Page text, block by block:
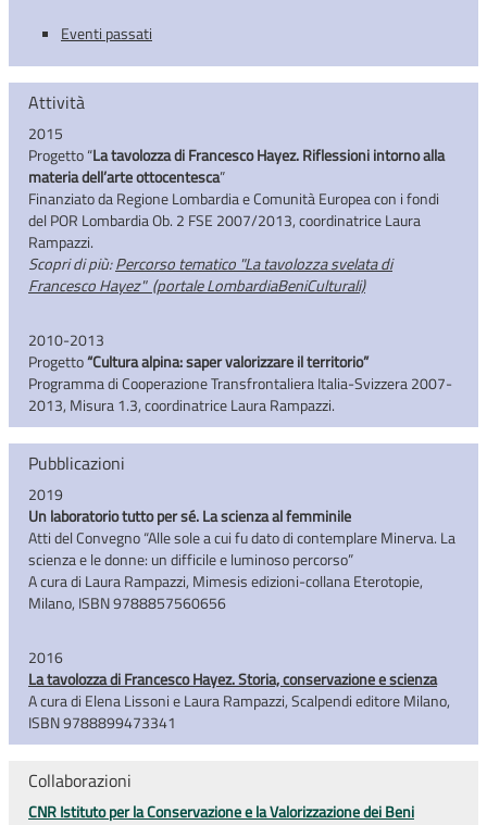
Eventi passati
Attività
2015
Progetto “La tavolozza di Francesco Hayez. Riflessioni intorno alla
materia dell’arte ottocentesca”
Finanziato da Regione Lombardia e Comunità Europea con i fondi
del POR Lombardia Ob. 2 FSE 2007/2013, coordinatrice Laura
Rampazzi.
Scopri di più:Percorso tematico "La tavolozza svelata di
Francesco Hayez" (portale LombardiaBeniCulturali)
2010-2013
Progetto“Cultura alpina: saper valorizzare il territorio”
Programma di Cooperazione Transfrontaliera Italia-Svizzera 2007-
2013, Misura 1.3, coordinatrice Laura Rampazzi.
Pubblicazioni
2019
Un laboratorio tutto per sé. La scienza al femminile
Atti del Convegno “Alle sole a cui fu dato di contemplare Minerva. La
scienza e le donne: un difficile e luminoso percorso”
A cura di Laura Rampazzi, Mimesis edizioni-collana Eterotopie,
Milano, ISBN 9788857560656
2016
La tavolozza di Francesco Hayez. Storia, conservazione e scienza
A cura di Elena Lissoni e Laura Rampazzi, Scalpendi editore Milano,
ISBN 9788899473341
Collaborazioni
CNR Istituto per la Conservazione e la Valorizzazione dei Beni